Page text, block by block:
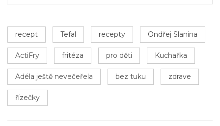
recept Tefal recepty Ondřej Slanina
ActiFry fritéza pro děti Kuchařka
Adéla ještě nevečeřela bez tuku zdrave
řízečky